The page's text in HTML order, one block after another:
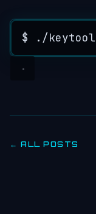
$ . /keytool
← ALL POSTS